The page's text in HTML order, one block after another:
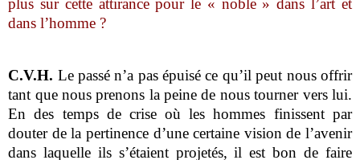
plus sur cette attirance pour le « noble » dans l’art et
dans l’homme ?
C.V.H. Le passé n’a pas épuisé ce qu’il peut nous offrir
tant que nous prenons la peine de nous tourner vers lui.
En des temps de crise où les hommes finissent par
douter de la pertinence d’une certaine vision de l’avenir
dans laquelle ils s’étaient projetés, il est bon de faire